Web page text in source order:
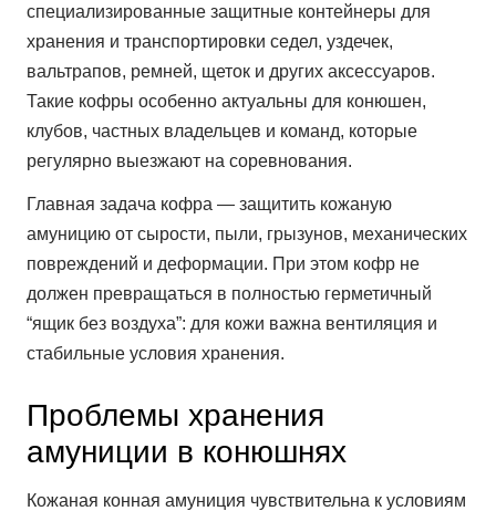
специализированные защитные контейнеры для
хранения и транспортировки седел, уздечек,
вальтрапов, ремней, щеток и других аксессуаров.
Такие кофры особенно актуальны для конюшен,
клубов, частных владельцев и команд, которые
регулярно выезжают на соревнования.
Главная задача кофра — защитить кожаную
амуницию от сырости, пыли, грызунов, механических
повреждений и деформации. При этом кофр не
должен превращаться в полностью герметичный
“ящик без воздуха”: для кожи важна вентиляция и
стабильные условия хранения.
Проблемы хранения
амуниции в конюшнях
Кожаная конная амуниция чувствительна к условиям